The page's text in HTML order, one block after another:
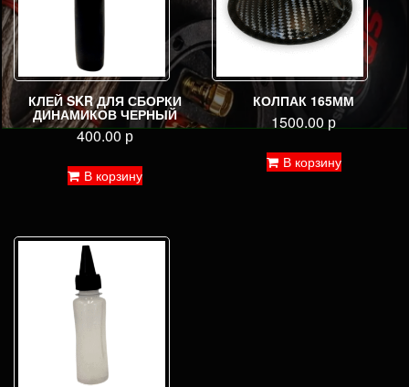
КЛЕЙ SKR ДЛЯ СБОРКИ
ДИНАМИКОВ ЧЕРНЫЙ
400.00р
В корзину
КОЛПАК 165ММ
1500.00 р
В корзину